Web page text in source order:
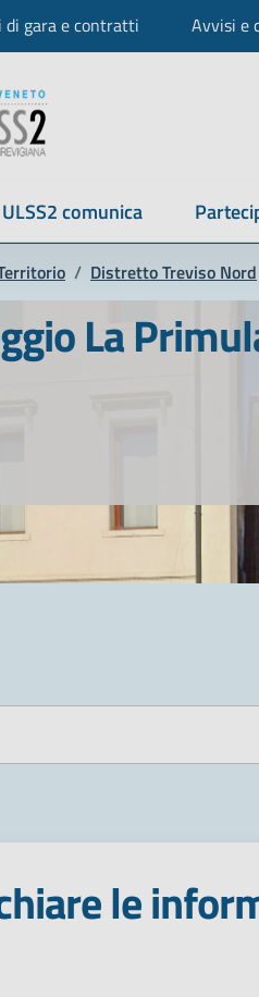
di gara e contratti Avvisi e
ULSS2 comunica
/ Distretto Treviso Nord
La
le
da 1 a 5 stelle